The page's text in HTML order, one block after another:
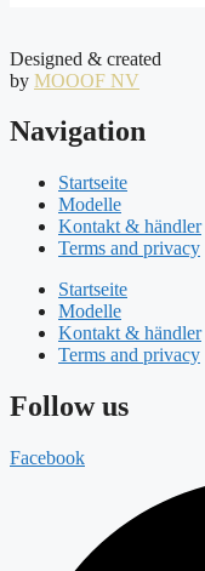
Designed & created
by MOOOF NV
Navigation
Startseite
Modelle
Kontakt & händler
Terms and privacy
Startseite
Modelle
Kontakt & händler
Terms and privacy
Follow us
Facebook